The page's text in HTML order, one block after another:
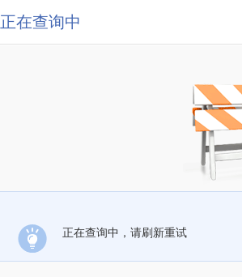
正在查询中
正在查询中，请刷新重试